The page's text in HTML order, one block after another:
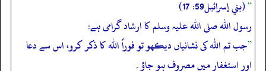
“(بني إسرائیل59: 17)
رسول اللہ صلی اللہ علیہ وسلم کا ارشاد گرامی ہے:
”جب تم اللہ کی نشانیاں دیکھو تو فوراً اللہ کا ذکر کرو، اس سے دعا
اور استغفار میں مصروف ہو جاؤ۔